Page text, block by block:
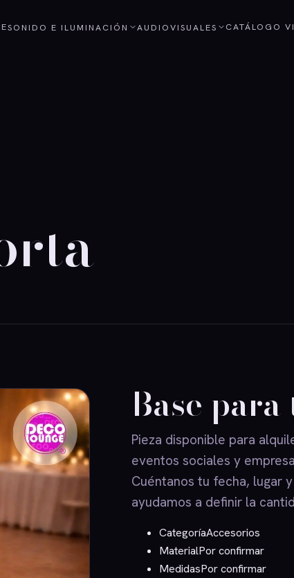
SONIDO E ILUMINACIÓN AUDIOVISUALES CATÁLOGO
Base
Pieza disponible para
eventos sociales y
Cuéntanos tu fecha, lugar
ayudamos a definir la
CategoríaAccesorios
MaterialPor confirmar
MedidasPor confirmar